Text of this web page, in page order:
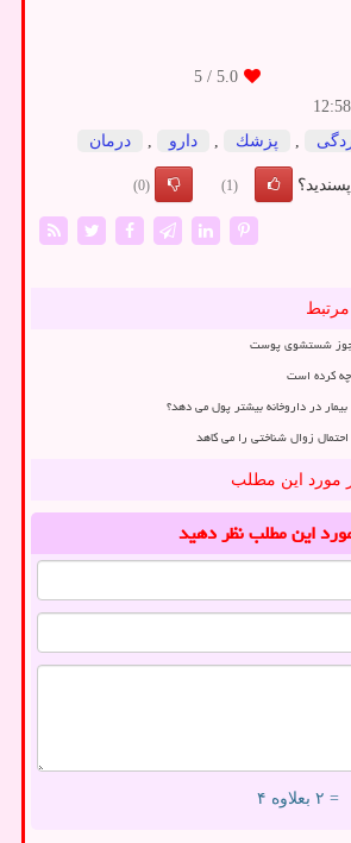
5.0
/ 5
, پزشك , دارو , درمان
(1)
(0)
شستشوی پوست
کرده است
در داروخانه بیشتر پول می دهد؟
زوال شناختی را می کاهد
مورد این مطلب
این مطلبنظر دهید
= ۲ بعلاوه ۴